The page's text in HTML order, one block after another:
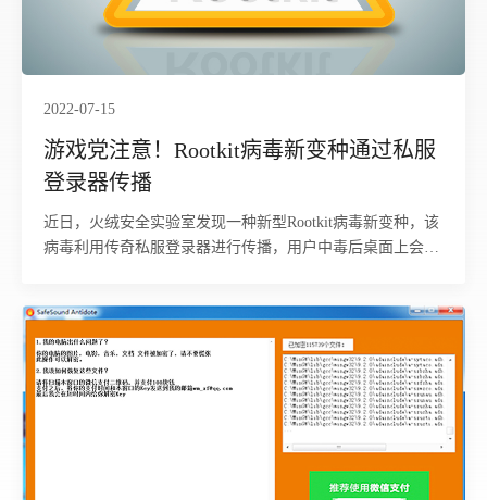
2022-07-15
游戏党注意！Rootkit病毒新变种通过私服
登录器传播
近日，火绒安全实验室发现一种新型Rootkit病毒新变种，该
病毒利用传奇私服登录器进行传播，用户中毒后桌面上会出